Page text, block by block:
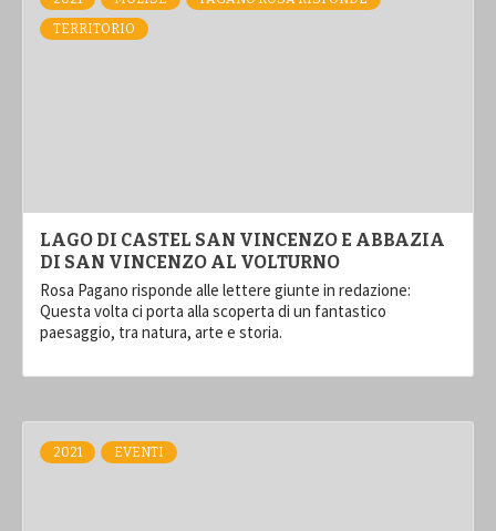
TERRITORIO
LAGO DI CASTEL SAN VINCENZO E ABBAZIA
DI SAN VINCENZO AL VOLTURNO
Rosa Pagano risponde alle lettere giunte in redazione:
Questa volta ci porta alla scoperta di un fantastico
paesaggio, tra natura, arte e storia.
2021 EVENTI